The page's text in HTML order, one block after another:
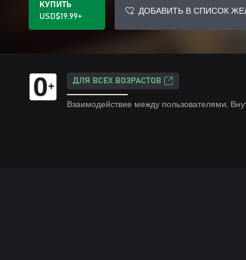
КУПИТЬ
USD$19.99+
ДОБАВИТЬ В СПИСОК
ДЛЯ ВСЕХ ВОЗРАСТОВ
Взаимодействие между пользователями,